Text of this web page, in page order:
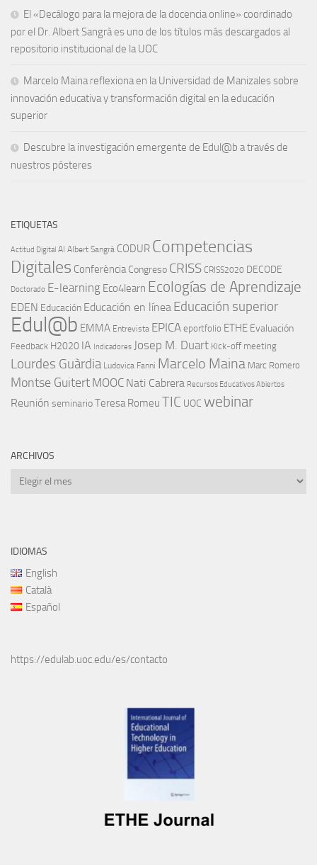
El «Decálogo para la mejora de la docencia online» coordinado
por el Dr. Albert Sangrà es uno de los títulos más descargados al
repositorio institucional de la UOC
Marcelo Maina reflexiona en la Universidad de Manizales sobre
innovación educativa y transformación digital en la educación
superior
Descubre la investigación emergente de Edul@b a través de
nuestros pósteres
ETIQUETAS
Actitud Digital AI Albert Sangrà CODUR Competencias
Digitales Conferència Congreso CRISS CRISS2020 DECODE
Doctorado E-learning Eco4learn Ecologías de Aprendizaje
EDEN Educación Educación en línea Educación superior
Edul@b EMMA Entrevista EPICA eportfolio ETHE Evaluación
Feedback H2020 IA Indicadores Josep M. Duart Kick-off meeting
Lourdes Guàrdia Ludovica Fanni Marcelo Maina Marc Romero
Montse Guitert MOOC Nati Cabrera Recursos Educativos Abiertos
Reunión seminarioTeresa Romeu TIC UOC webinar
ARCHIVOS
Archivos
IDIOMAS
English
Català
Español
https://edulab.uoc.edu/es/contacto